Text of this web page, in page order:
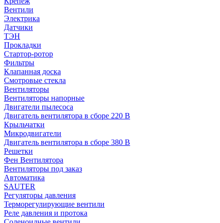
Вентили
Электрика
Датчики
ТЭН
Прокладки
Стартор-ротор
Фильтры
Клапанная доска
Смотровые стекла
Вентиляторы
Вентиляторы напорные
Двигатели пылесоса
Двигатель вентилятора в сборе 220 В
Крыльчатки
Микродвигатели
Двигатель вентилятора в сборе 380 В
Решетки
Фен Вентилятора
Вентиляторы под заказ
Автоматика
SAUTER
Регуляторы давления
Терморегулирующие вентили
Реле давления и протока